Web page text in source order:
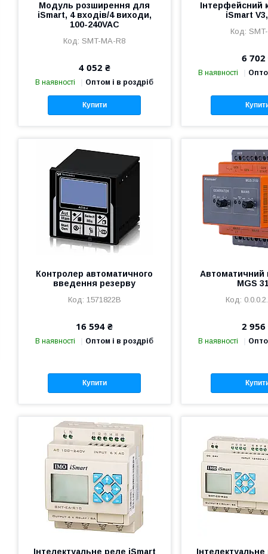
Модуль розширення для
iSmart, 4 входів/4 виходи,
100-240VAC
SMT-MA-R8
4 052 ₴
В наявності Оптом і в роздріб
Купити
Інтерфейсний
iSmart
6 702
В наявності
Контролер автоматичного
введення резерву
1571822B
16 594 ₴
В наявності Оптом і в роздріб
Купити
Автоматичний
MGS
2 956
В наявності
Інтелектуальне реле iSmart